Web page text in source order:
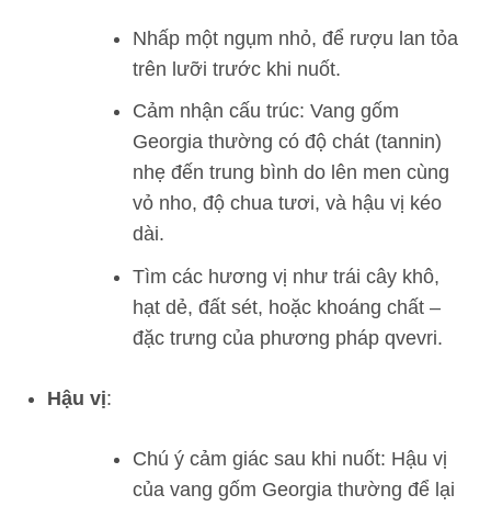
Nhấp một ngụm nhỏ, để rượu lan tỏa
trên lưỡi trước khi nuốt.
Cảm nhận cấu trúc: Vang gốm
Georgia thường có độ chát (tannin)
nhẹ đến trung bình do lên men cùng
vỏ nho, độ chua tươi, và hậu vị kéo
dài.
Tìm các hương vị như trái cây khô,
hạt dẻ, đất sét, hoặc khoáng chất –
đặc trưng của phương pháp qvevri.
Hậu vị:
Chú ý cảm giác sau khi nuốt: Hậu vị
của vang gốm Georgia thường để lại